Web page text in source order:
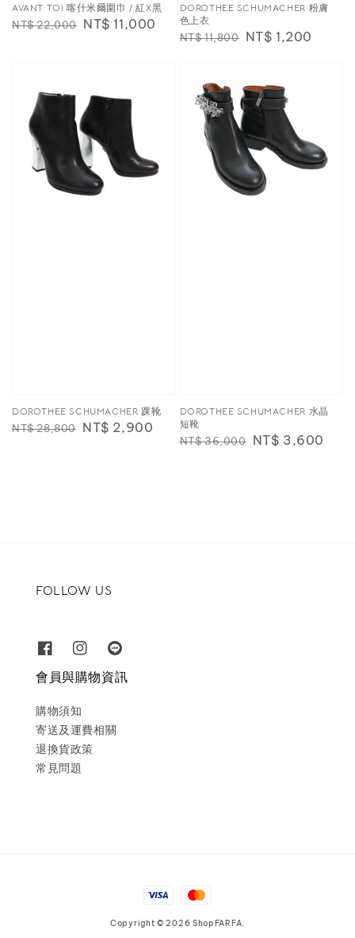
AVANT TOI 喀什米爾圍巾 / 紅X黑
Regular
NT$ 22,000 Sale
NT$ 11,000
DOROTHEE SCHUMACHER 粉膚
色上衣
Regular
NT$ 11,800 Sale
NT$ 1,200
DOROTHEE SCHUMACHER 踝靴
Regular
NT$ 28,800 Sale
NT$ 2,900
DOROTHEE SCHUMACHER 水晶
短靴
Regular
NT$ 36,000 Sale
NT$ 3,600
FOLLOW US
會員與購物資訊
購物須知
寄送及運費相關
退換貨政策
常見問題
Copyright © 2026 ShopFARFA.